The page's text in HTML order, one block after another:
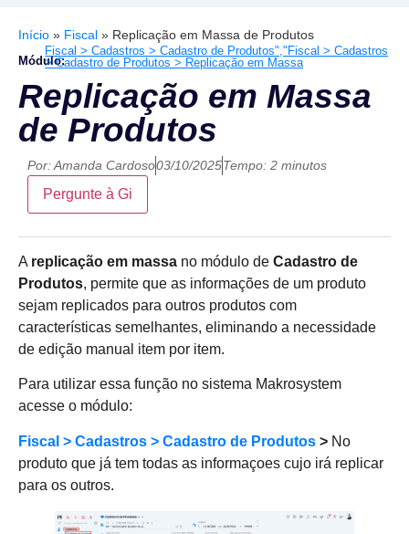
Início » Fiscal » Replicação em Massa de Produtos
Módulo:
Fiscal > Cadastros > Cadastro de Produtos","Fiscal > Cadastros
> Cadastro de Produtos > Replicação em Massa
Replicação em Massa
de Produtos
Por:Amanda Cardoso03/10/2025Tempo: 2 minutos
Pergunte à Gi
A replicação em massa no módulo de Cadastro de
Produtos, permite que as informações de um produto
sejam replicados para outros produtos com
características semelhantes, eliminando a necessidade
de edição manual item por item.
Para utilizar essa função no sistema Makrosystem
acesse o módulo:
Fiscal > Cadastros > Cadastro de Produtos > No
produto que já tem todas as informaçoes cujo irá replicar
para os outros.